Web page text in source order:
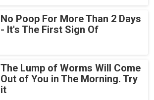
No Poop For More Than 2 Days
- It's The First Sign Of
The Lump of Worms Will Come
Out of You in The Morning. Try
it